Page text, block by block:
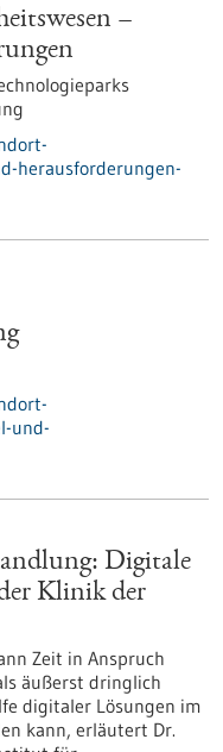
–
herausforderungen-
und-
Digitale
Klinik der
Zeit in Anspruch
äußerst dringlich
digitaler Lösungen im
kann, erläutert Dr.